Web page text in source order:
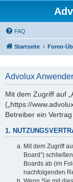
FAQ
Startseite Foren-
Advolux
Mit dem Zugriff auf
(„https://
Betreiber ein
1.
Mit dem Zugriff
Board“)
Boards ab (im
nachfolgenden